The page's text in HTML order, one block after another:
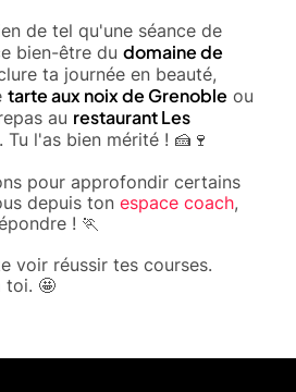
de tel qu'une séance de
bien-être du domaine de
ta journée en beauté,
tarte aux noix de Grenoble ou
au restaurant Les
. Tu l'as bien mérité ! 🍰🍷
pour approfondir certains
depuis ton espace coach,
! 🏃
voir réussir tes courses.
toi. 🤩